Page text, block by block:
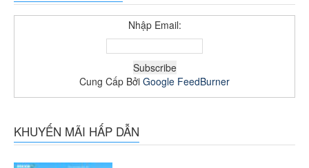
Nhập Email:
Cung Cấp Bởi Google FeedBurner
KHUYẾN MÃI HẤP DẪN